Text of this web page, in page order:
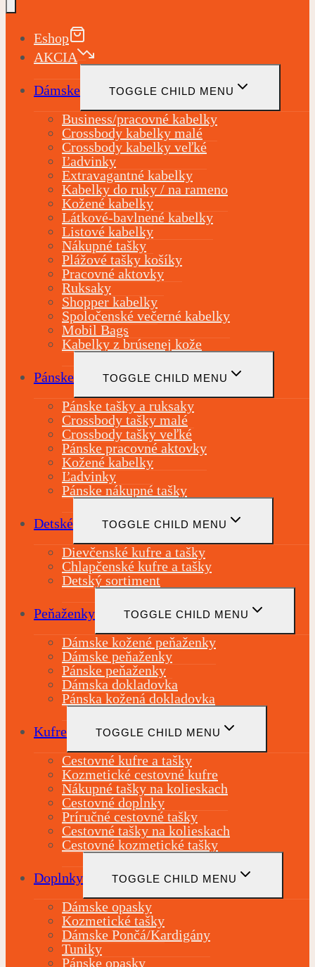
Eshop
AKCIA
Dámske TOGGLE CHILD MENU
Business/pracovné kabelky
Crossbody kabelky malé
Crossbody kabelky veľké
Ľadvinky
Extravagantné kabelky
Kabelky do ruky / na rameno
Kožené kabelky
Látkové-bavlnené kabelky
Listové kabelky
Nákupné tašky
Plážové tašky košíky
Pracovné aktovky
Ruksaky
Shopper kabelky
Spoločenské večerné kabelky
Mobil Bags
Kabelky z brúsenej kože
Pánske TOGGLE CHILD MENU
Pánske tašky a ruksaky
Crossbody tašky malé
Crossbody tašky veľké
Pánske pracovné aktovky
Kožené kabelky
Ľadvinky
Pánske nákupné tašky
Detské TOGGLE CHILD MENU
Dievčenské kufre a tašky
Chlapčenské kufre a tašky
Detský sortiment
Peňaženky TOGGLE CHILD MENU
Dámske kožené peňaženky
Dámske peňaženky
Pánske peňaženky
Dámska dokladovka
Pánska kožená dokladovka
Kufre TOGGLE CHILD MENU
Cestovné kufre a tašky
Kozmetické cestovné kufre
Nákupné tašky na kolieskach
Cestovné doplnky
Príručné cestovné tašky
Cestovné tašky na kolieskach
Cestovné kozmetické tašky
Doplnky TOGGLE CHILD MENU
Dámske opasky
Kozmetické tašky
Dámske Pončá/Kardigány
Tuniky
Pánske opasky